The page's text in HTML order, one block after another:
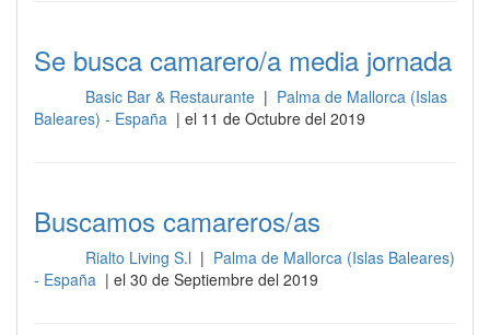
Se busca camarero/a media jornada
Basic Bar & Restaurante | Palma de Mallorca (Islas
Baleares) - España | el 11 de Octubre del 2019
Buscamos camareros/as
Rialto Living S.l | Palma de Mallorca (Islas Baleares)
- España | el 30 de Septiembre del 2019